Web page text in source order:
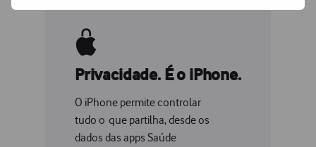
Privacidade. É o iPhone.
O iPhone permite controlar
tudo o que partilha, desde os
dados das apps Saúde